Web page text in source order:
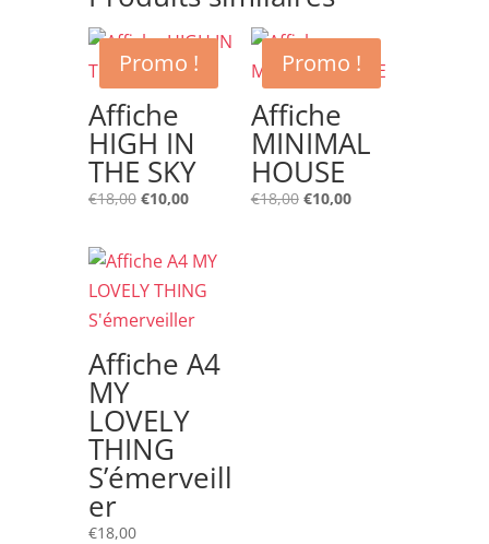
Promo !
Affiche
HIGH IN
THE SKY
€18,00 Le
était :
€18,00.
€10,00Le
est :
€10,00.
Promo !
Affiche
MINIMAL
HOUSE
€18,00 Le
€10,00Le
Affiche A4
MY
LOVELY
THING
S’émerveill
er
€18,00